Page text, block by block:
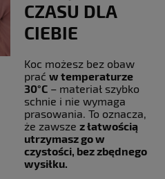
CZASU DLA
CIEBIE
Koc możesz bez obaw
prać w temperaturze
30°C – materiał szybko
schnie i nie wymaga
prasowania. To oznacza,
że zawsze z łatwością
utrzymasz go w
czystości, bez zbędnego
wysiłku.